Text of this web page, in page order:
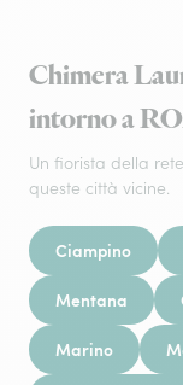
Chimera
intorno a
Un fiorista della
queste città vicine.
Ciampino
Mentana
Marino